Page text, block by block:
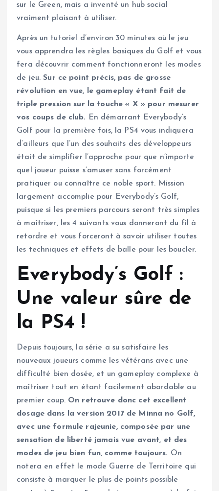
sur le Green, mais a inventé un hub social
vraiment plaisant à utiliser.
Après un tutoriel d’environ 30 minutes où le jeu
vous apprendra les règles basiques du Golf et vous
fera découvrir comment fonctionneront les modes
de jeu.Sur ce point précis, pas de grosse
révolution en vue, le gameplay étant fait de
triple pression sur la touche « X » pour mesurer
vos coups de club.
En démarrant Everybody’s
Golf pour la première fois, la PS4 vous indiquera
d’ailleurs que l’un des souhaits des développeurs
était de simplifier l’approche pour que n’importe
quel joueur puisse s’amuser sans forcément
pratiquer ou connaître ce noble sport. Mission
largement accomplie pour Everybody’s Golf,
puisque si les premiers parcours seront très simples
à maîtriser, les 4 suivants vous donneront du fil à
retordre et vous forceront à savoir utiliser toutes
les techniques et effets de balle pour les boucler.
Everybody’s Golf :
Une valeur sûre de
la PS4 !
Depuis toujours, la série a su satisfaire les
nouveaux joueurs comme les vétérans avec une
difficulté bien dosée, et un gameplay complexe à
maîtriser tout en étant facilement abordable au
premier coup. On retrouve donc cet excellent
dosage dans la version 2017 de Minna no Golf,
avec une formule rajeunie, composée par une
sensation de liberté jamais vue avant, et des
modes de jeu bien fun, comme toujours. On
notera en effet le mode Guerre de Territoire qui
consiste à marquer le plus de points possible